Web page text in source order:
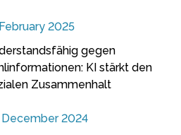
2025
gegen
KI stärkt den
Zusammenhalt
2024